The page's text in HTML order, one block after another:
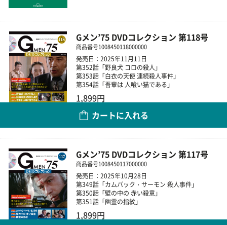
Gメン’75 DVDコレクション 第118号
商品番号1008450118000000
発売日：2025年11月11日
第352話「野良犬 コロの殺人」
第353話「白衣の天使 連続殺人事件」
第354話「吾輩は 人喰い猫である」
1,899円
カートに入れる
Gメン’75 DVDコレクション 第117号
商品番号1008450117000000
発売日：2025年10月28日
第349話「カムバック・サーモン 殺人事件」
第350話「壁の中の 赤い殺意」
第351話「幽霊の指紋」
1,899円